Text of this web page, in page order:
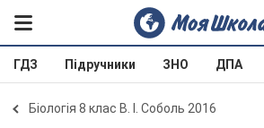
ГДЗ Підручники ЗНО ДПА
Біологія 8 клас В. І. Соболь 2016